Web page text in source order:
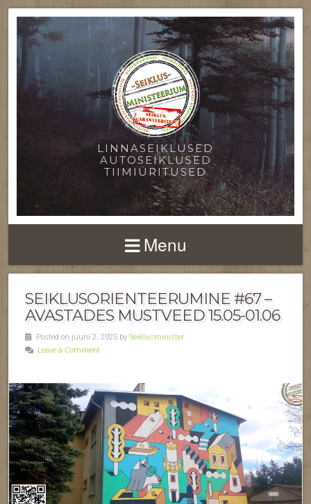
LINNASEIKLUSED
AUTOSEIKLUSED
TIIMIÜRITUSED
Menu
SEIKLUSORIENTEERUMINE #67 –
AVASTADES MUSTVEED 15.05-01.06
Posted on juuni 2, 2025 by Seiklusminister
Leave a Comment